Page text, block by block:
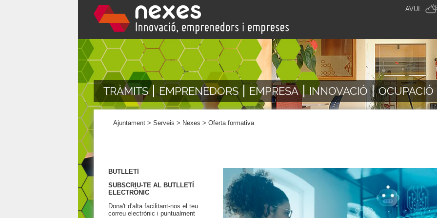
AVUI:
TRÀMITS EMPRENEDORS EMPRESA INNOVACIÓ OCUPACIÓ
Ajuntament > Serveis > Nexes > Oferta formativa
BUTLLETÍ
SUBSCRIU-TE AL BUTLLETÍ
ELECTRÒNIC
Dona't d'alta facilitant-nos el teu
correu electrònic i puntualment